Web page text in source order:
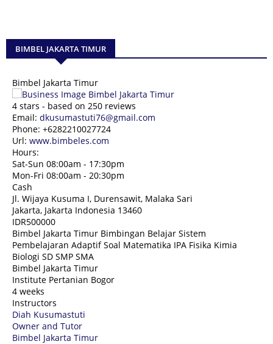
BIMBEL JAKARTA TIMUR
Bimbel Jakarta Timur
4 stars - based on 250 reviews
Email: dkusumastuti76@gmail.com
Phone: +6282210027724
Url: www.bimbeles.com
Hours:
Sat-Sun 08:00am - 17:30pm
Mon-Fri 08:00am - 20:30pm
Cash
Jl. Wijaya Kusuma I, Durensawit, Malaka Sari
Jakarta, Jakarta Indonesia 13460
IDR500000
Bimbel Jakarta Timur Bimbingan Belajar Sistem
Pembelajaran Adaptif Soal Matematika IPA Fisika Kimia
Biologi SD SMP SMA
Bimbel Jakarta Timur
Institute Pertanian Bogor
4 weeks
Instructors
Diah Kusumastuti
Owner and Tutor
Bimbel Jakarta Timur